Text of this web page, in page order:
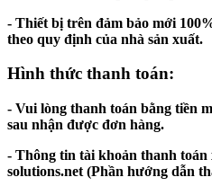
- Thiết bị trên đảm bảo mới
theo quy định của nhà sản xuất.
Hình thức thanh toán:
- Vui lòng thanh toán bằng tiền
sau nhận được đơn hàng.
- Thông tin tài khoản thanh toán
solutions.net (Phần hướng dẫn